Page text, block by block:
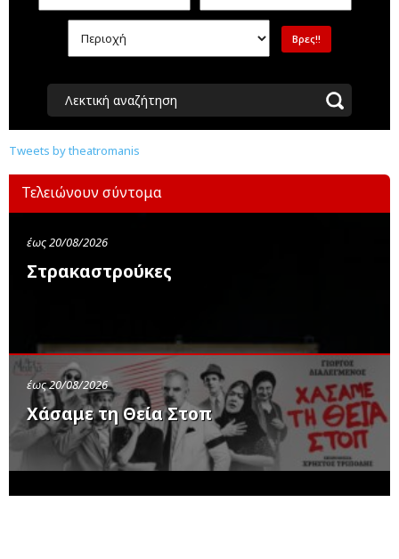
Λεκτική αναζήτηση
Tweets by theatromanis
Τελειώνουν σύντομα
έως 20/08/2026
Στρακαστρούκες
έως 20/08/2026
Χάσαμε τη Θεία Στοπ